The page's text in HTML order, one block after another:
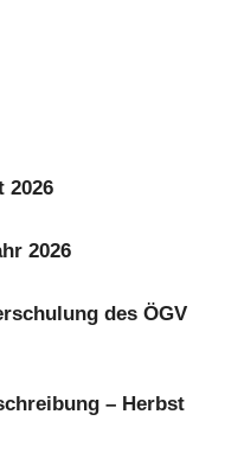
2026
2026
des ÖGV
– Herbst